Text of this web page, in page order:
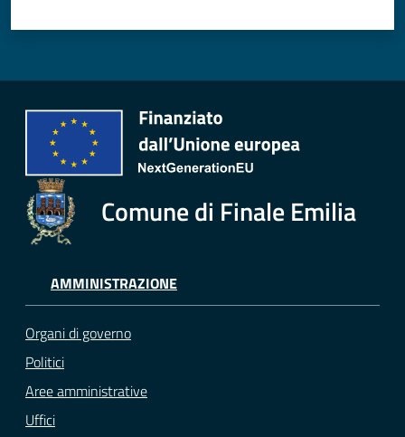
Comune di Finale Emilia
AMMINISTRAZIONE
Organi di governo
Politici
Aree amministrative
Uffici